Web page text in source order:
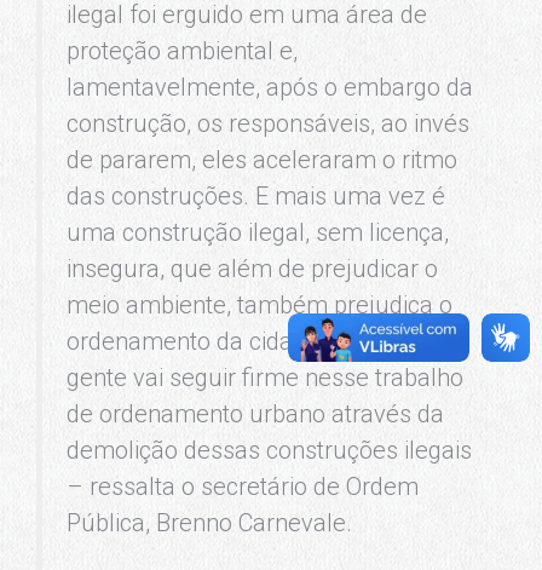
ilegal foi erguido em uma área de
proteção ambiental e,
lamentavelmente, após o embargo da
construção, os responsáveis, ao invés
de pararem, eles aceleraram o ritmo
das construções. E mais uma vez é
uma construção ilegal, sem licença,
insegura, que além de prejudicar o
meio ambiente, também prejudica o
ordenamento da cidade. Por isso a
gente vai seguir firme nesse trabalho
de ordenamento urbano através da
demolição dessas construções ilegais
– ressalta o secretário de Ordem
Pública, Brenno Carnevale.